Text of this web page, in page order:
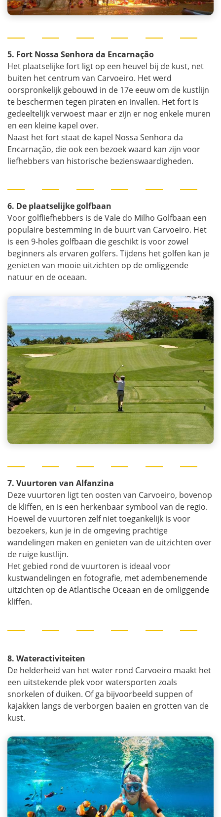
5. Fort Nossa Senhora da Encarnação
Het plaatselijke fort ligt op een heuvel bij de kust, net
buiten het centrum van Carvoeiro. Het werd
oorspronkelijk gebouwd in de 17e eeuw om de kustlijn
te beschermen tegen piraten en invallen. Het fort is
gedeeltelijk verwoest maar er zijn er nog enkele muren
en een kleine kapel over.
Naast het fort staat de kapel Nossa Senhora da
Encarnação, die ook een bezoek waard kan zijn voor
liefhebbers van historische bezienswaardigheden.
6. De plaatselijke golfbaan
Voor golfliefhebbers is de Vale do Milho Golfbaan een
populaire bestemming in de buurt van Carvoeiro. Het
is een 9-holes golfbaan die geschikt is voor zowel
beginners als ervaren golfers. Tijdens het golfen kan je
genieten van mooie uitzichten op de omliggende
natuur en de oceaan.
7. Vuurtoren van Alfanzina
Deze vuurtoren ligt ten oosten van Carvoeiro, bovenop
de kliffen, en is een herkenbaar symbool van de regio.
Hoewel de vuurtoren zelf niet toegankelijk is voor
bezoekers, kun je in de omgeving prachtige
wandelingen maken en genieten van de uitzichten over
de ruige kustlijn.
Het gebied rond de vuurtoren is ideaal voor
kustwandelingen en fotografie, met adembenemende
uitzichten op de Atlantische Oceaan en de omliggende
kliffen.
8. Wateractiviteiten
De helderheid van het water rond Carvoeiro maakt het
een uitstekende plek voor watersporten zoals
snorkelen of duiken. Of ga bijvoorbeeld suppen of
kajakken langs de verborgen baaien en grotten van de
kust.